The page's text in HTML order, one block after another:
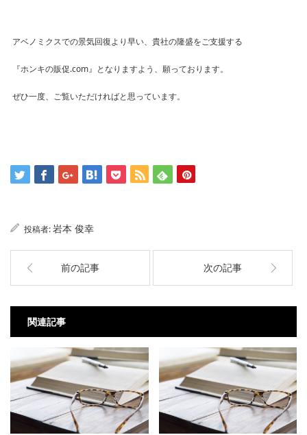
アベノミクスでの景気回復より早い、貴社の隆盛をご支援する
『ホンキの販促.com』となりますよう、願っております。
ぜひ一度、ご覧いただければと思っています。
投稿者:岩本 俊幸
前の記事 次の記事
関連記事